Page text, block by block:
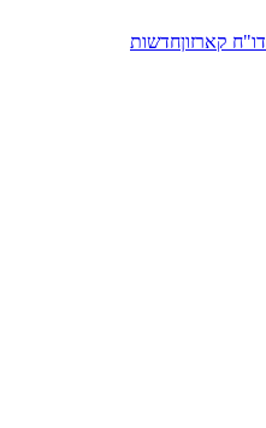
דו"ח קארזוןחדשות